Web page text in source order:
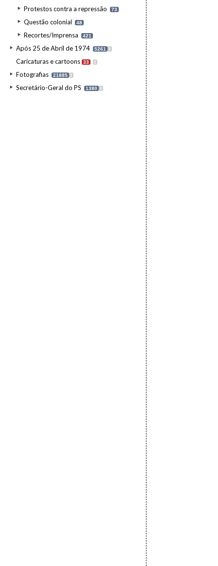
Protestos contra a repressão 73
Questão colonial 48
Recortes/Imprensa 421
Após 25 de Abril de 1974 5261 I
Caricaturas e cartoons 33 I
Fotografias 21885 I
Secretário-Geral do PS 1380 I